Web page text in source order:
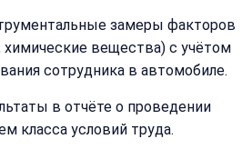
замеры факторов
вещества) с учётом
сотрудника в автомобиле.
в отчёте о проведении
класса условий труда.